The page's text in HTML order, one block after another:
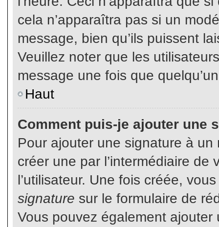
cela n’apparaîtra pas si un
message, bien qu’ils puissent
Veuillez noter que les
message une fois que
Haut
Comment puis-je ajouter une
Pour ajouter une signature à un
créer une par l’intermédiaire
l’utilisateur. Une fois créée,
signature sur le formulaire de
Vous pouvez également